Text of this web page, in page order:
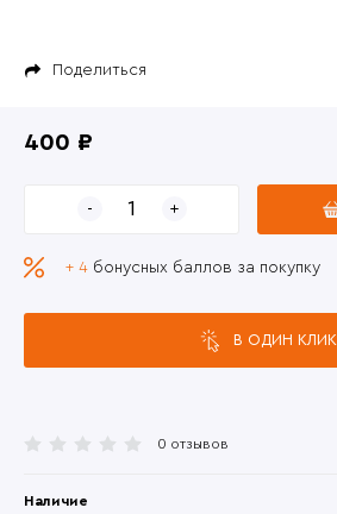
Поделиться
0 отзывов
Наличие
400 ₽
+ 4 бонусных баллов за покупку
В ОДИН КЛИК